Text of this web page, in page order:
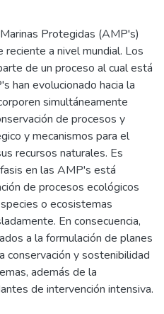
Protegidas (AMP's)
a nivel mundial. Los
de un proceso al cual está
han evolucionado hacia la
simultáneamente
de procesos y
y mecanismos para el
recursos naturales. Es
en las AMP's está
de procesos ecológicos
o ecosistemas
En consecuencia,
a la formulación de planes
conservación y sostenibilidad
además de la
de intervención intensiva.